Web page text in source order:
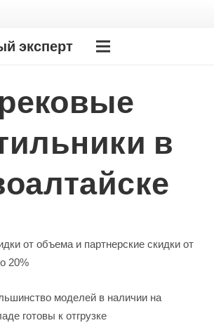
эксперт
в
от объема и партнерские скидки от
20%
моделей в наличии на
готовы к отгрузке